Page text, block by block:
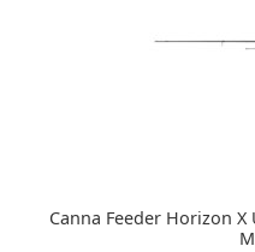
Canna Feeder Horizon X